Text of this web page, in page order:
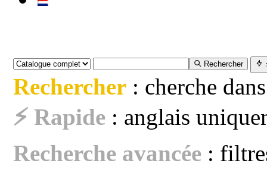
Rechercher
Rechercher : cherche
⚡ Rapide : anglais
Recherche avancée :